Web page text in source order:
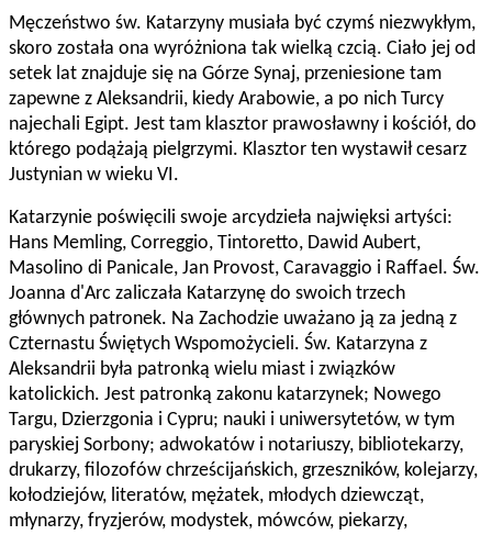
Męczeństwo św. Katarzyny musiała być czymś niezwykłym,
skoro została ona wyróżniona tak wielką czcią. Ciało jej od
setek lat znajduje się na Górze Synaj, przeniesione tam
zapewne z Aleksandrii, kiedy Arabowie, a po nich Turcy
najechali Egipt. Jest tam klasztor prawosławny i kościół, do
którego podążają pielgrzymi. Klasztor ten wystawił cesarz
Justynian w wieku VI.
Katarzynie poświęcili swoje arcydzieła najwięksi artyści:
Hans Memling, Correggio, Tintoretto, Dawid Aubert,
Masolino di Panicale, Jan Provost, Caravaggio i Raffael. Św.
Joanna d'Arc zaliczała Katarzynę do swoich trzech
głównych patronek. Na Zachodzie uważano ją za jedną z
Czternastu Świętych Wspomożycieli. Św. Katarzyna z
Aleksandrii była patronką wielu miast i związków
katolickich. Jest patronką zakonu katarzynek; Nowego
Targu, Dzierzgonia i Cypru; nauki i uniwersytetów, w tym
paryskiej Sorbony; adwokatów i notariuszy, bibliotekarzy,
drukarzy, filozofów chrześcijańskich, grzeszników, kolejarzy,
kołodziejów, literatów, mężatek, młodych dziewcząt,
młynarzy, fryzjerów, modystek, mówców, piekarzy,